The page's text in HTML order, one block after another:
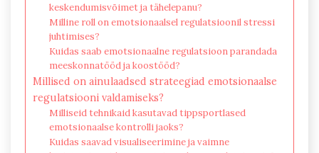
keskendumisvõimet ja tähelepanu?
Milline roll on emotsionaalsel regulatsioonil stressi
juhtimises?
Kuidas saab emotsionaalne regulatsioon parandada
meeskonnatööd ja koostööd?
Millised on ainulaadsed strateegiad emotsionaalse
regulatsiooni valdamiseks?
Milliseid tehnikaid kasutavad tippsportlased
emotsionaalse kontrolli jaoks?
Kuidas saavad visualiseerimine ja vaimne